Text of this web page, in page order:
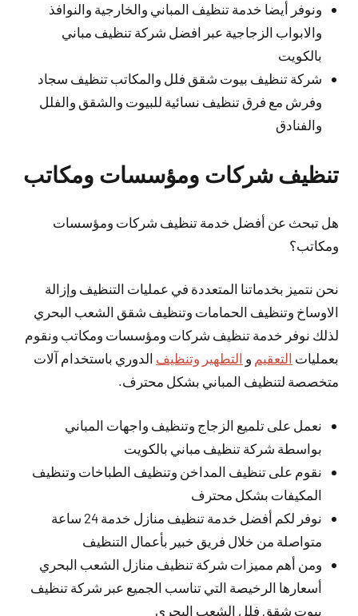
ونوفر أيضا خدمة تنظيف المباني والخارجية والنوافذ
والابواب الزجاجية عبر افضل شركة تنظيف مباني
بالكويت
شركة تنظيف بيوت شقق فلل والمكاتب تنظيف سجاد
وفرش مع فرق تنظيف نسائية للبيوت والشقق والفلل
والفنادق
تنظيف شركات ومؤسسات ومكاتب
هل تبحث عن أفضل خدمة تنظيف شركات ومؤسسات
ومكاتب؟
نحن نتميز بخدماتنا المتعددة في عمليات التنظيف وإزالة
الاوساخ وتنظيف الحمامات وتنظيف شقق الشعب البحري
لذلك نوفر خدمة تنظيف شركات ومؤسسات ومكاتب ونقوم
بعمليات التعقيم و التطهير وتنظيف الدوري باستخدام آلات
متخصصة لتنظيف المباني بشكل محترف.
نعمل على تلميع الزجاج وتنظيف واجهات المباني
بواسطة شركة تنظيف مباني بالكويت
نقوم على تنظيف المداخن وتنظيف الطباخات وتنظيف
المكيفات بشكل محترف
نوفر لكم أفضل خدمة تنظيف منازل خدمة 24 ساعة
متواصلة من خلال فريق خبير بأعمال التنظيف
ومن أهم مميزات شركة تنظيف منازل الشعب البحري
أسعارها الرخيصة التي تناسب الجميع عبر شركة تنظيف
بيوت شقق فلل الشعب البحري